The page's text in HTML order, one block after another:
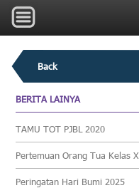
Back
BERITA LAINYA
TAMU TOT PJBL 2020
Pertemuan Orang Tua Kelas X
Peringatan Hari Bumi 2025